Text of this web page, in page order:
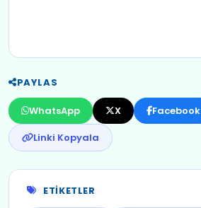
PAYLAS
WhatsApp X
Facebook
Linki Kopyala
ETIKETLER